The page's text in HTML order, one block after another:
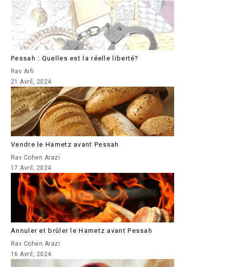
Pessah : Quelles est la réelle liberté?
Rav Arfi
21 Avril, 2024
Vendre le Hametz avant Pessah
Rav Cohen Arazi
17 Avril, 2024
Annuler et brûler le Hametz avant Pessah
Rav Cohen Arazi
16 Avril, 2024